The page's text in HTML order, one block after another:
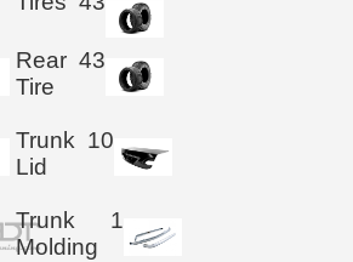
Rear
Tire
43
Trunk
Lid
10
Trunk
Molding
1